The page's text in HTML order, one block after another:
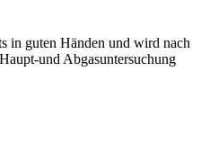
in guten Händen und wird nach
und Abgasuntersuchung